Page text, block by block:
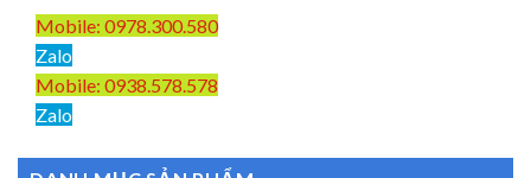
Mobile: 0978.300.580
Zalo
Mobile: 0938.578.578
Zalo